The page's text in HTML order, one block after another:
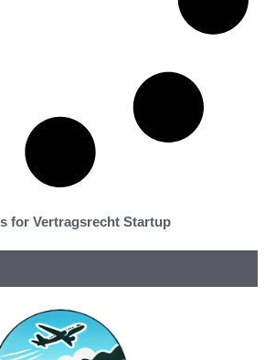
for Vertragsrecht Startup